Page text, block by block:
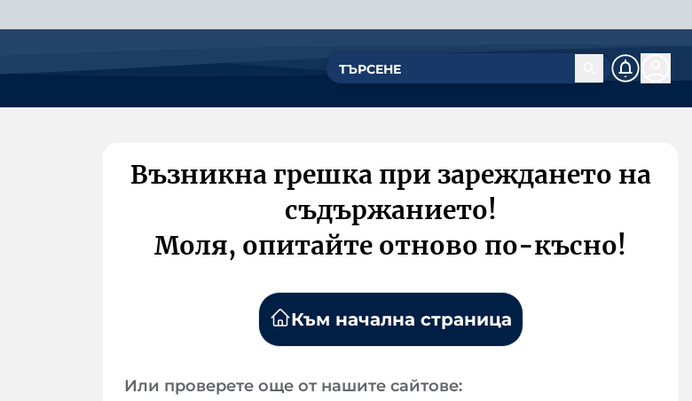
Възникна грешка при зареждането на
съдържанието!
Моля, опитайте отново по-късно!
Към начална страница
Или проверете още от нашите сайтове: